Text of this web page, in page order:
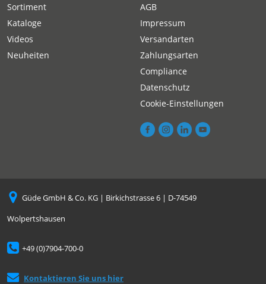
Sortiment
Kataloge
Videos
Neuheiten
AGB
Impressum
Versandarten
Zahlungsarten
Compliance
Datenschutz
Cookie-Einstellungen
Güde GmbH & Co. KG | Birkichstrasse 6 | D-74549
Wolpertshausen
+49 (0)7904-700-0
Kontaktieren Sie uns hier